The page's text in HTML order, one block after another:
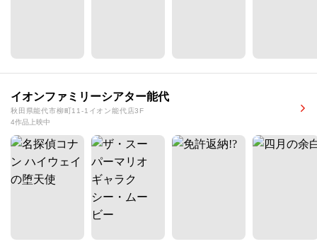
イオンファミリーシアター能代
秋田県能代市柳町11-1イオン能代店3F
4作品上映中